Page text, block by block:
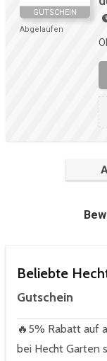
GUTSCHEIN
Abgelaufen
Beliebte
Gutschein
🔥5% Rabatt auf
bei Hecht Garten